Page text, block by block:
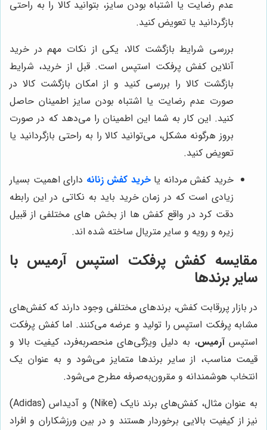
عدم رضایت یا اشتباه بودن سایز، بتوانید کالا را به راحتی
بازگردانید یا تعویض کنید.
بررسی شرایط بازگشت کالا، یکی از نکات مهم در خرید
آنلاین کفش پرفکت استپس است. قبل از خرید، شرایط
بازگشت کالا را بررسی کنید و از امکان بازگشت کالا در
صورت عدم رضایت یا اشتباه بودن سایز اطمینان حاصل
کنید. این کار به شما این اطمینان را می‌دهد که در صورت
بروز هرگونه مشکل، می‌توانید کالا را به راحتی بازگردانید یا
تعویض کنید.
خرید کفش مردانه یاخرید کفش زنانه دارای اهمیت بسیار
زیادی است که در زمان خرید باید به نکاتی در این رابطه
دقت کرد در واقع کفش ها از بخش های مختلفی از قبیل
زیره و رویه و سایر متریال ساخته شده اند.
مقایسه کفش پرفکت استپس آرمیس با
سایر برندها
در بازار پررقابت کفش، برندهای مختلفی وجود دارند که کفش‌های
مشابه پرفکت استپس را تولید و عرضه می‌کنند. اما کفش پرفکت
استپسآرمیس، به دلیل ویژگی‌های منحصربه‌فرد، کیفیت بالا و
قیمت مناسب، از سایر برندها متمایز می‌شود و به عنوان یک
انتخاب هوشمندانه و مقرون‌به‌صرفه مطرح می‌شود.
به عنوان مثال، کفش‌های برند نایک (Nike) و آدیداس (Adidas)
نیز از کیفیت بالایی برخوردار هستند و در بین ورزشکاران و افراد